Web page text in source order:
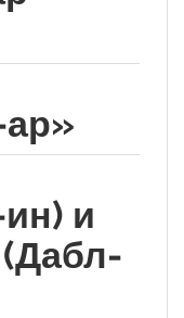
ар»
и